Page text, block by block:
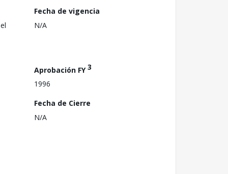
Fecha de vigencia
N/A
Aprobación FY3
1996
Fecha de Cierre
N/A